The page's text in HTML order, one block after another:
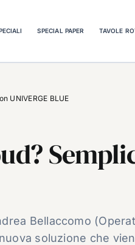
SPECIAL PAPER TAVOLE
UNIVERGE BLUE
Bellaccomo
soluzione che